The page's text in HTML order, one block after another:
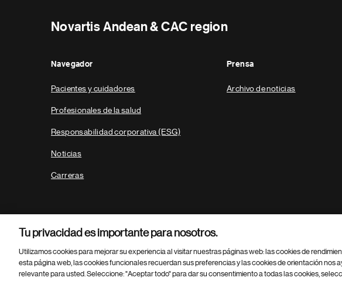
Novartis Andean & CAC region
Navegador
Pacientes y cuidadores
Profesionales de la salud
Responsabilidad corporativa (ESG)
Noticias
Carreras
Prensa
Archivo de noticias
Parte
© 2026 Novartis AG
Tu privacidad es importante para nosotros.
Utilizamos cookies para mejorar su experiencia al visitar nuestras páginas web: las cookies de
esta página web, las cookies funcionales recuerdan sus preferencias y las cookies de orientación nos
relevante para usted. Seleccione: "Aceptar todo" para dar su consentimiento a todas las cookies,